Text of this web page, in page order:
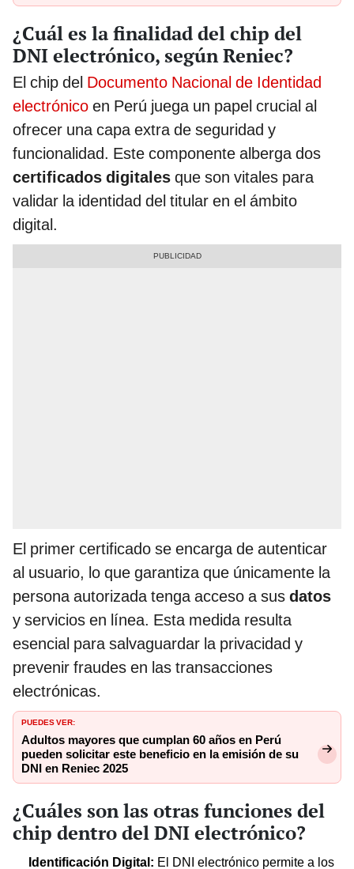
¿Cuál es la finalidad del chip del
DNI electrónico, según Reniec?
El chip del Documento Nacional de Identidad
electrónico en Perú juega un papel crucial al
ofrecer una capa extra de seguridad y
funcionalidad. Este componente alberga dos
certificados digitales que son vitales para
validar la identidad del titular en el ámbito
digital.
El primer certificado se encarga de autenticar
al usuario, lo que garantiza que únicamente la
persona autorizada tenga acceso a sus datos
y servicios en línea. Esta medida resulta
esencial para salvaguardar la privacidad y
prevenir fraudes en las transacciones
electrónicas.
PUEDES VER:
Adultos mayores que cumplan 60 años en Perú
pueden solicitar este beneficio en la emisión de su
DNI en Reniec 2025
¿Cuáles son las otras funciones del
chip dentro del DNI electrónico?
Identificación Digital: El DNI electrónico permite a los